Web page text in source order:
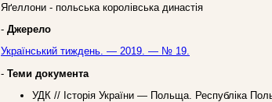
Яґеллони - польська королівська династія
- Джерело
Український тиждень. — 2019. — № 19.
- Теми документа
УДК // Історія України — Польща. Республіка